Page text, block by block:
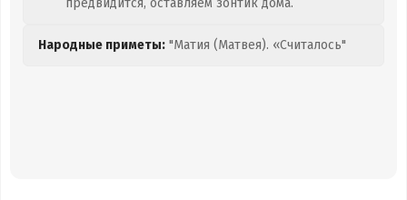
предвидится, оставляем зонтик дома.
Народные приметы: "Матия (Матвея). «Считалось"